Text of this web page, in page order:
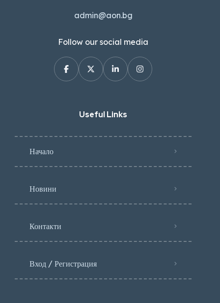
admin@aon.bg
Follow our social media
Useful Links
Начало
Новини
Контакти
Вход / Регистрация